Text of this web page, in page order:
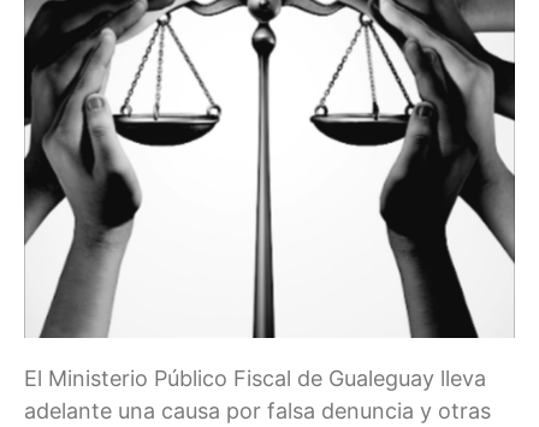
El Ministerio Público Fiscal de Gualeguay lleva
adelante una causa por falsa denuncia y otras